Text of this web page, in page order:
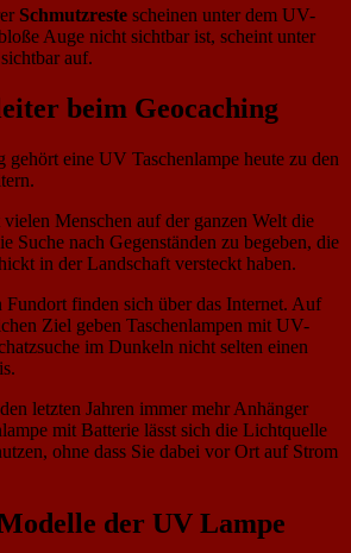
Schmutzreste scheinen unter dem UV-
Auge nicht sichtbar ist, scheint unter
auf.
beim Geocaching
gehört eine UV Taschenlampe heute zu den
Menschen auf der ganzen Welt die
Suche nach Gegenständen zu begeben, die
in der Landschaft versteckt haben.
Fundort finden sich über das Internet. Auf
Ziel geben Taschenlampen mit UV-
im Dunkeln nicht selten einen
letzten Jahren immer mehr Anhänger
mit Batterie lässt sich die Lichtquelle
ohne dass Sie dabei vor Ort auf Strom
der UV Lampe